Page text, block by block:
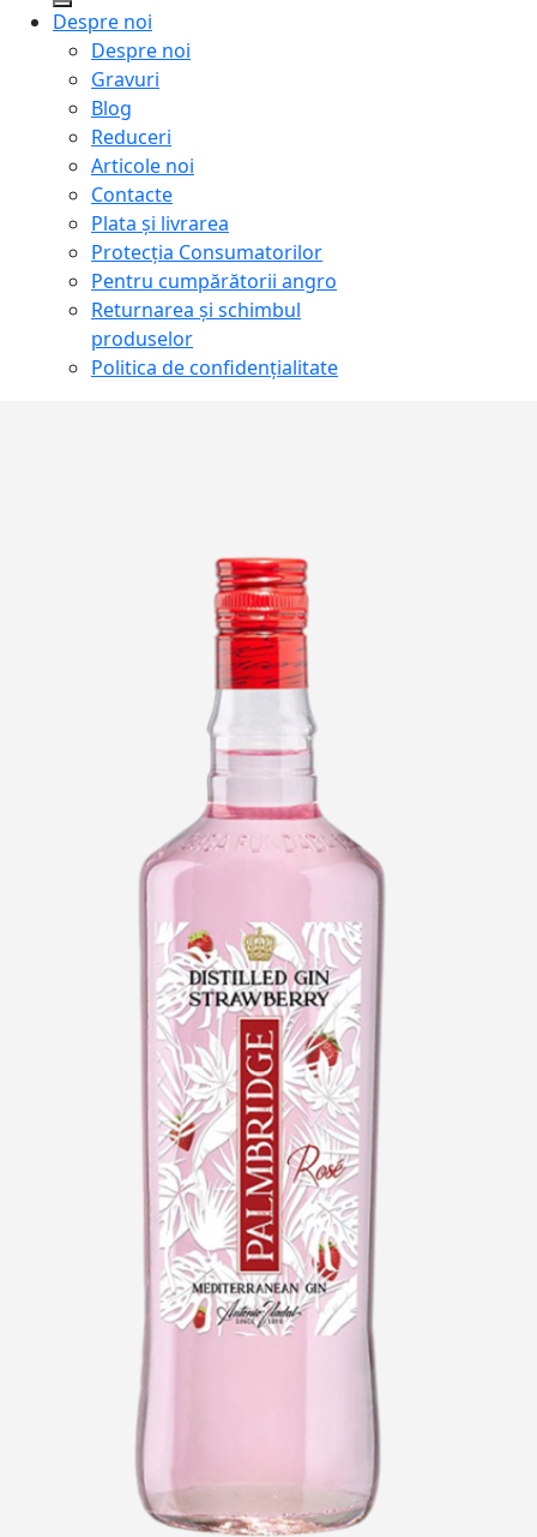
Despre noi
Despre noi
Gravuri
Blog
Reduceri
Articole noi
Contacte
Plata și livrarea
Protecţia Consumatorilor
Pentru cumpărătorii angro
Returnarea și schimbul
produselor
Politica de confidențialitate